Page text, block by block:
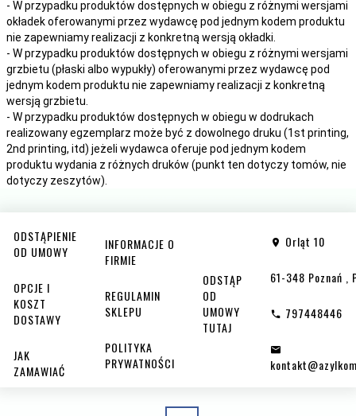
- W przypadku produktów dostępnych w obiegu z różnymi wersjami
okładek oferowanymi przez wydawcę pod jednym kodem produktu
nie zapewniamy realizacji z konkretną wersją okładki.
- W przypadku produktów dostępnych w obiegu z różnymi wersjami
grzbietu (płaski albo wypukły) oferowanymi przez wydawcę pod
jednym kodem produktu nie zapewniamy realizacji z konkretną
wersją grzbietu.
- W przypadku produktów dostępnych w obiegu w dodrukach
realizowany egzemplarz może być z dowolnego druku (1st printing,
2nd printing, itd) jeżeli wydawca oferuje pod jednym kodem
produktu wydania z różnych druków (punkt ten dotyczy tomów, nie
dotyczy zeszytów).
ODSTĄPIENIE
OD UMOWY
OPCJE I
KOSZT
DOSTAWY
JAK
ZAMAWIAĆ
INFORMACJE O
FIRMIE
REGULAMIN
SKLEPU
POLITYKA
PRYWATNOŚCI
ODSTĄP
OD
UMOWY
TUTAJ
Orląt 10
61-348 Poznań
797448446